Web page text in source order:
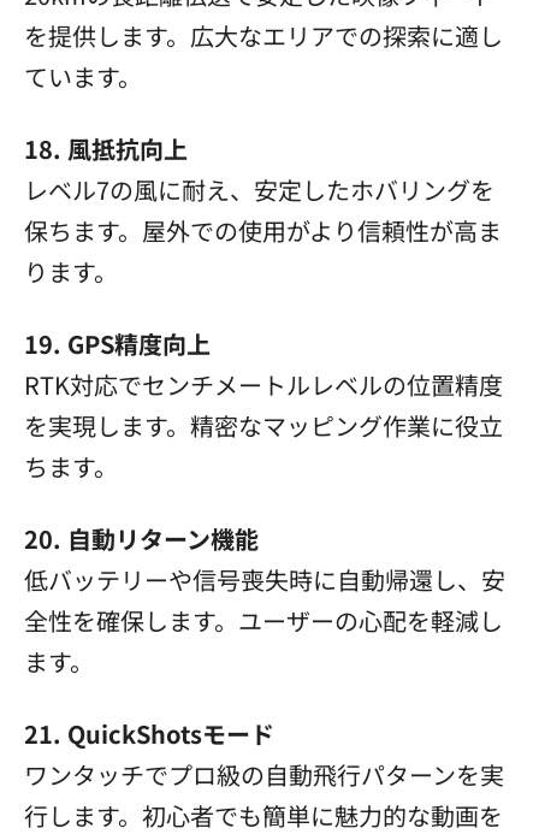
を提供します。広大なエリアでの探索に適し
ています。
18. 風抵抗向上
レベル7の風に耐え、安定したホバリングを
保ちます。屋外での使用がより信頼性が高ま
ります。
19. GPS精度向上
RTK対応でセンチメートルレベルの位置精度
を実現します。精密なマッピング作業に役立
ちます。
20. 自動リターン機能
低バッテリーや信号喪失時に自動帰還し、安
全性を確保します。ユーザーの心配を軽減し
ます。
21. QuickShotsモード
ワンタッチでプロ級の自動飛行パターンを実
行します。初心者でも簡単に魅力的な動画を